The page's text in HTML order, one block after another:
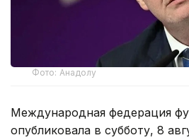
Фото: Анадолу
Международная федерация
опубликовала в субботу, 8